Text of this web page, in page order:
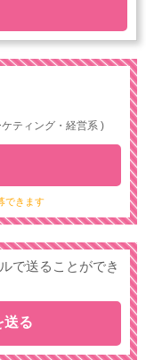
ティング・経営系 )
できます
で送ることができ
送る